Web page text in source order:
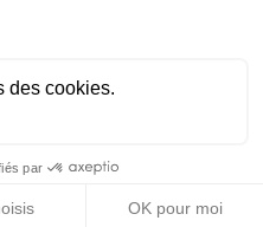
des cookies.
par
OK pour moi